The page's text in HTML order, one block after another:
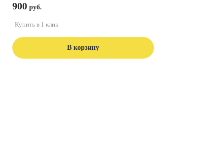
900
В корзину
Купить в 1 клик